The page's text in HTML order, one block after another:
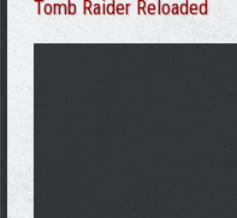
Tomb Raider Reloaded